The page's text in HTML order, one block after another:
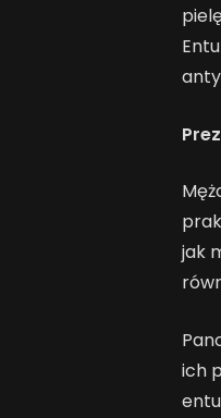
jak
ich